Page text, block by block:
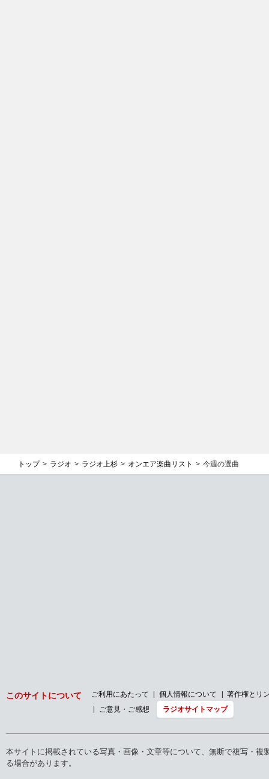
トップ ラジオ ラジオ上杉 オンエア楽曲リスト 今週の選曲
このサイトについて ご利用にあたって 個人情報について
著作権とリ
ご意見・ご感想
ラジオサイトマップ
本サイトに掲載されている写真・画像・文章等について、無断で複写・
る場合があります。